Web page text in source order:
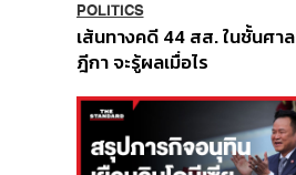
POLITICS
เส้นทางคดี 44 สส. ในชั้นศาล
ฎีกา จะรู้ผลเมื่อไร